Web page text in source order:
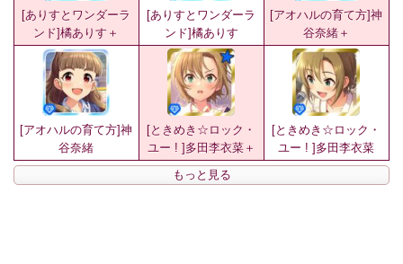
[ありすとワンダーラ
ンド]橘ありす＋
[ありすとワンダーラ
ンド]橘ありす
[アオハルの育て方]神
谷奈緒＋
[アオハルの育て方]神
谷奈緒
[ときめき☆ロック・
ユー ! ]多田李衣菜＋
[ときめき☆ロック・
ユー ! ]多田李衣菜
もっと見る